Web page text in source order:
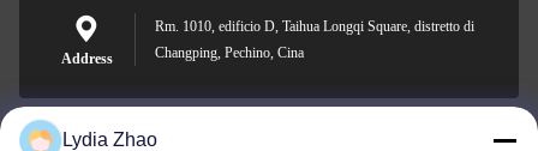
Address
Rm. 1010, edificio D, Taihua Longqi Square, distretto di
Changping, Pechino, Cina
Lydia Zhao